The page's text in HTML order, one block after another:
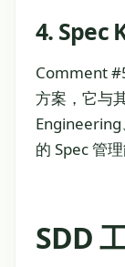
4. Spec
Comment
方案，它与
的 Spec 管
SDD